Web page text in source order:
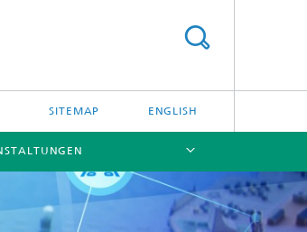
SITEMAP ENGLISH
[X]
[X]
[X]